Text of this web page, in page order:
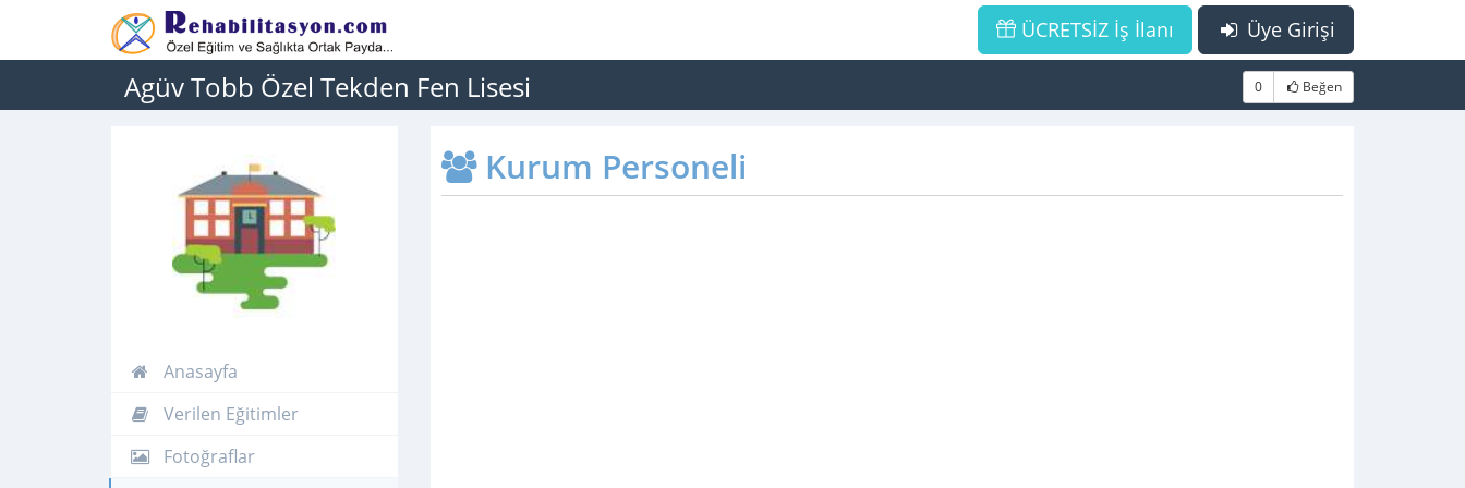
Üye Girişi
ÜCRETSİZ İş İlanı
Agüv Tobb Özel Tekden Fen Lisesi 0 Beğen
Anasayfa
Verilen Eğitimler
Fotoğraflar
Kurum Personeli